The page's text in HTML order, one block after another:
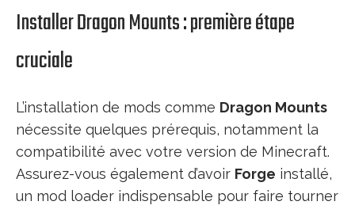
Installer Dragon Mounts : première étape
cruciale
L’installation de mods comme Dragon Mounts
nécessite quelques prérequis, notamment la
compatibilité avec votre version de Minecraft.
Assurez-vous également d’avoir Forge installé,
un mod loader indispensable pour faire tourner